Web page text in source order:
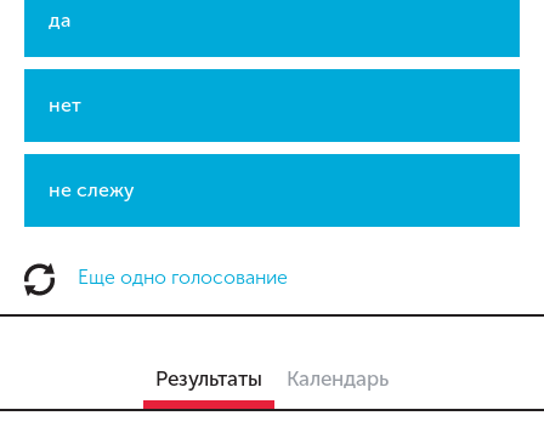
да
нет
не слежу
Еще одно голосование
Результаты Календарь